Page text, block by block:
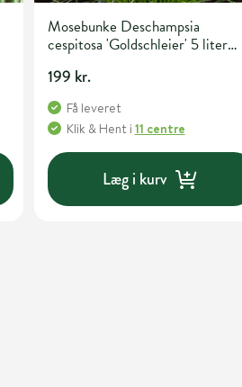
Mosebunke Deschampsia
cespitosa 'Goldschleier' 5 liter
199 kr.
Få leveret
Klik & Hent i 11 centre
Læg i kurv